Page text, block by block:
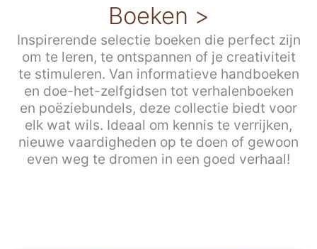
Boeken >
Inspirerende selectie boeken die perfect zijn
om te leren, te ontspannen of je creativiteit
te stimuleren. Van informatieve handboeken
en doe-het-zelfgidsen tot verhalenboeken
en poëziebundels, deze collectie biedt voor
elk wat wils. Ideaal om kennis te verrijken,
nieuwe vaardigheden op te doen of gewoon
even weg te dromen in een goed verhaal!